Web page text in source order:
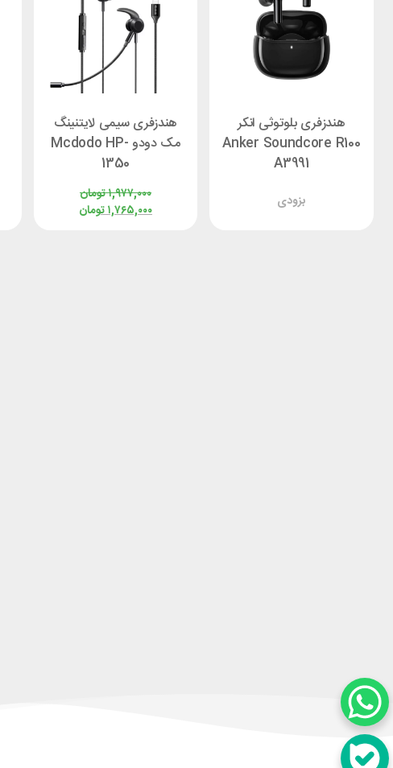
هندزفری بلوتوثی انکر
Anker Soundcore R100
A3991
بزودی
هندزفری سیمی لایتنینگ
مک دودو Mcdodo HP-
1350
تومان۱,۹۷۷,۰۰۰
تومان۱,۷۶۵,۰۰۰